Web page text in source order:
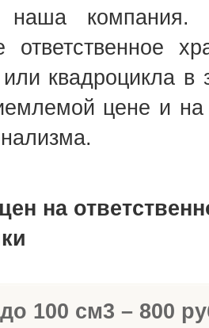
наша
ответственное
квадроцикла в
цене и
на
100 см3 – 800